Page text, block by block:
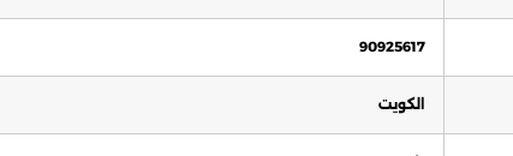
90925617
الكويت